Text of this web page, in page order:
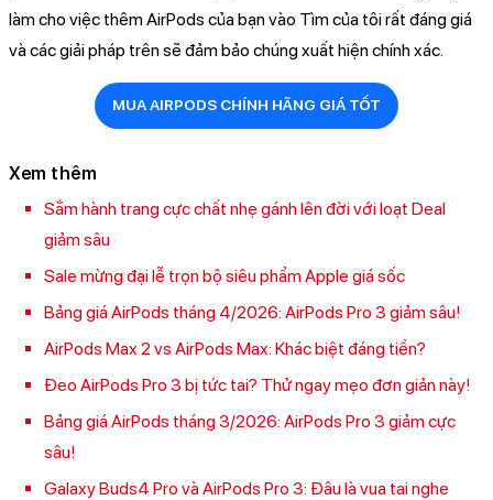
làm cho việc thêm AirPods của bạn vào Tìm của tôi rất đáng giá
và các giải pháp trên sẽ đảm bảo chúng xuất hiện chính xác.
MUA AIRPODS CHÍNH HÃNG GIÁ TỐT
Xem thêm
Sắm hành trang cực chất nhẹ gánh lên đời với loạt Deal
giảm sâu
Sale mừng đại lễ trọn bộ siêu phẩm Apple giá sốc
Bảng giá AirPods tháng 4/2026: AirPods Pro 3 giảm sâu!
AirPods Max 2 vs AirPods Max: Khác biệt đáng tiền?
Đeo AirPods Pro 3 bị tức tai? Thử ngay mẹo đơn giản này!
Bảng giá AirPods tháng 3/2026: AirPods Pro 3 giảm cực
sâu!
Galaxy Buds4 Pro và AirPods Pro 3: Đâu là vua tai nghe